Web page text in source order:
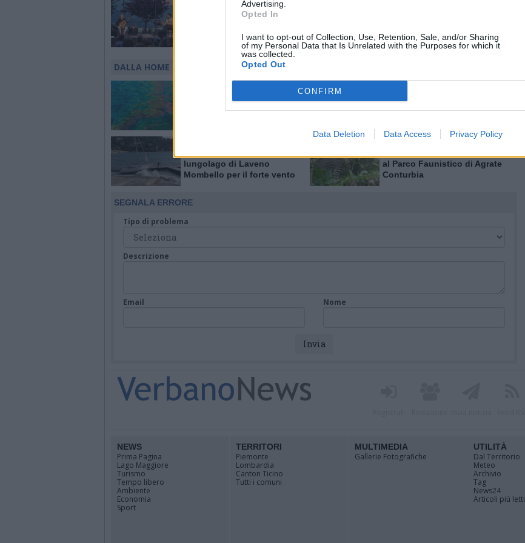
Advertising.
Opted In
I want to opt-out of Collection, Use, Retention, Sale, and/or Sharing
of my Personal Data that Is Unrelated with the Purposes for which it
was collected.
Opted Out
CONFIRM
Data Deletion Data Access Privacy Policy
Da Germignaga a Brezzo di
Maggiore con quattro
concerti “vista lago”
Venenzio vince per 27
centesimi
DALLA HOME
MACCAGNO
lungolago di Laveno
Mombello per il forte vento
AGRATE CONTURBIA
al Parco Faunistico di Agrate
Conturbia
SEGNALA ERRORE
Tipo di problema
Descrizione
Email Nome
NEWS
Prima Pagina
Lago Maggiore
Turismo
Tempo libero
Ambiente
Economia
Sport
TERRITORI
Piemonte
Lombardia
Canton Ticino
Tutti i comuni
MULTIMEDIA
Gallerie Fotografiche
UTILITÀ
Dal Territorio
Meteo
Archivio
Tag
News24
Articoli più letti